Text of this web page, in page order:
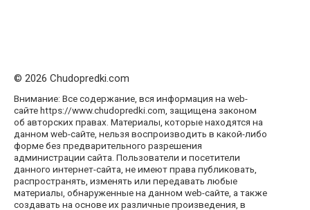
© 2026 Chudopredki.com
Внимание: Все содержание, вся информация на web-
сайте https://www.chudopredki.com, защищена законом
об авторских правах. Материалы, которые находятся на
данном web-сайте, нельзя воспроизводить в какой-либо
форме без предварительного разрешения
администрации сайта. Пользователи и посетители
данного интернет-сайта, не имеют права публиковать,
распространять, изменять или передавать любые
материалы, обнаруженные на данном web-сайте, а также
создавать на основе их различные произведения, в